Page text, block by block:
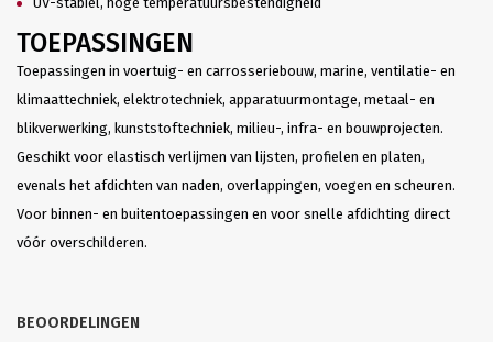
TOEPASSINGEN
Toepassingen in voertuig- en carrosseriebouw, marine, ventilatie- en
klimaattechniek, elektrotechniek, apparatuurmontage, metaal- en
blikverwerking, kunststoftechniek, milieu-, infra- en bouwprojecten.
Geschikt voor elastisch verlijmen van lijsten, profielen en platen,
evenals het afdichten van naden, overlappingen, voegen en scheuren.
Voor binnen- en buitentoepassingen en voor snelle afdichting direct
vóór overschilderen.
BEOORDELINGEN